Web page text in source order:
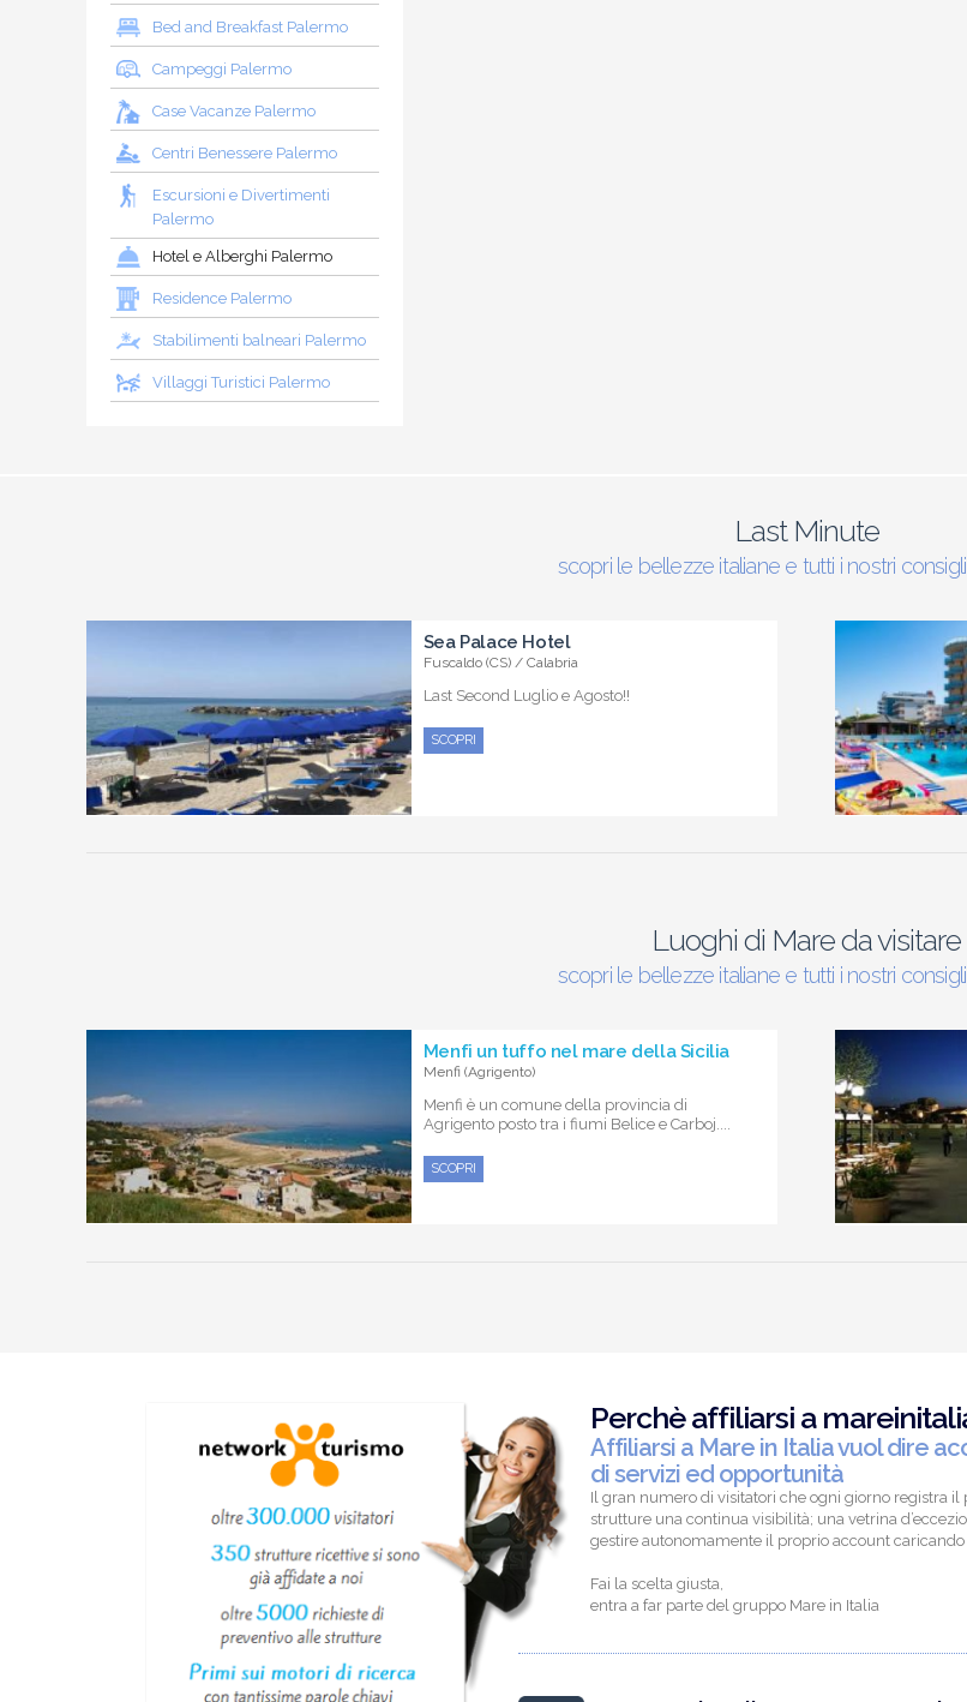
Bed and Breakfast Palermo
Campeggi Palermo
Case Vacanze Palermo
Centri Benessere Palermo
Escursioni e Divertimenti
Palermo
Hotel e Alberghi Palermo
Residence Palermo
Stabilimenti balneari Palermo
Villaggi Turistici Palermo
Last Minute
scopri le bellezze italiane e tutti i nostri
Sea Palace Hotel
Fuscaldo (CS) / Calabria
Last Second Luglio e Agosto!!
SCOPRI
Luoghi di Mare da visitare
scopri le bellezze italiane e tutti i nostri
Menfi un tuffo nel mare della Sicilia
Menfi (Agrigento)
Menfi è un comune della provincia di
Agrigento posto tra i fiumi Belice e Carboj....
SCOPRI
Perchè affiliarsi a
Affiliarsi a Mare in Italia vuol dire
di servizi ed opportunità
Il gran numero di visitatori che ogni giorno registra il
strutture una continua visibilità; una vetrina
gestire autonomamente il proprio account caricando
Fai la scelta giusta,
entra a far parte del gruppo Mare in Italia